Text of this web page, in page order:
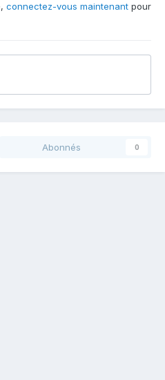
connectez-vous maintenant pour
Abonnés 0